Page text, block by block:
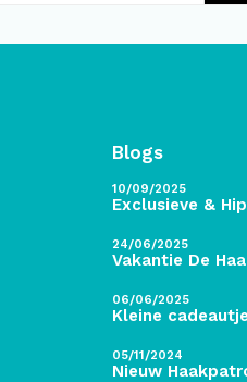
Blogs
10/09/2025
Exclusieve &
24/06/2025
Vakantie De
06/06/2025
Kleine
05/11/2024
Nieuw